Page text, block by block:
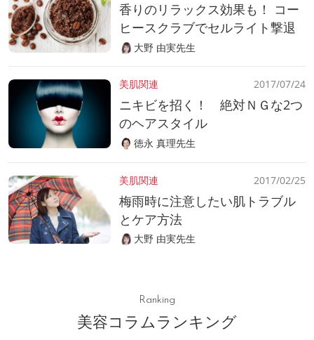
香りのリラックス効果も！ コー
ヒースクラブでセルライト撃退
大野 由実先生
美肌関連 2017/07/24
ニキビを招く！ 絶対ＮＧな2つ
のヘアスタイル
徳永 真理先生
美肌関連 2017/02/25
梅雨時に注意したい肌トラブル
とケア方法
大野 由実先生
Ranking
美容コラムランキング